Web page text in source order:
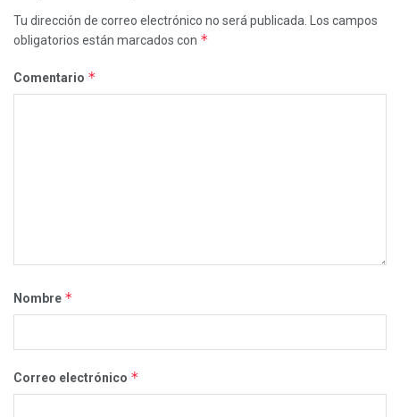
Tu dirección de correo electrónico no será publicada.
Los campos
obligatorios están marcados con *
Comentario *
Nombre *
Correo electrónico *